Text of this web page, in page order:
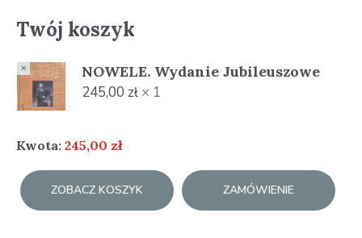
Twój koszyk
×
NOWELE. Wydanie Jubileuszowe
1 ×
245,00 zł
Kwota: 245,00 zł
ZOBACZ KOSZYK ZAMÓWIENIE